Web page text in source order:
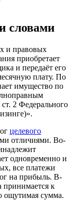
словами
и правовых
приобретает
и передаёт его
плату. По
имущество по
2 Федерального
целевого
отличиями. Во-
одновременно и
все платежи
на прибыль. В-
к
ощутимая сумма.